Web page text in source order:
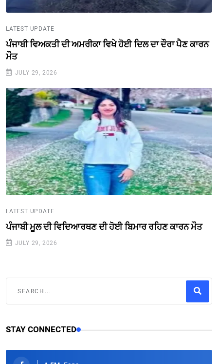
LATEST UPDATE
ਪੰਜਾਬੀ ਵਿਅਕਤੀ ਦੀ ਅਮਰੀਕਾ ਵਿਖੇ ਹੋਈ ਦਿਲ ਦਾ ਦੌਰਾ ਪੈਣ ਕਾਰਨ
ਮੌਤ
JULY 29, 2026
LATEST UPDATE
ਪੰਜਾਬੀ ਮੂਲ ਦੀ ਵਿਦਿਆਰਥਣ ਦੀ ਹੋਈ ਬਿਮਾਰ ਰਹਿਣ ਕਾਰਨ ਮੌਤ
JULY 29, 2026
STAY CONNECTED